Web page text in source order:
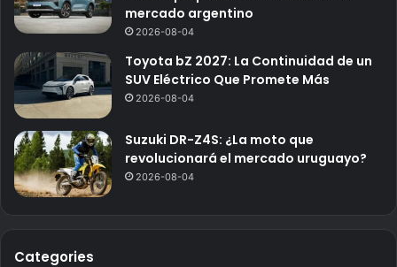
mercado argentino
2026-08-04
Toyota bZ 2027: La Continuidad de un
SUV Eléctrico Que Promete Más
2026-08-04
Suzuki DR-Z4S: ¿La moto que
revolucionará el mercado uruguayo?
2026-08-04
Categories